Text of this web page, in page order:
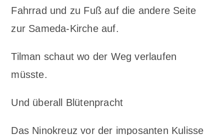
Fahrrad und zu Fuß auf die andere Seite
zur Sameda-Kirche auf.
Tilman schaut wo der Weg verlaufen
müsste.
Und überall Blütenpracht
Das Ninokreuz vor der imposanten Kulisse